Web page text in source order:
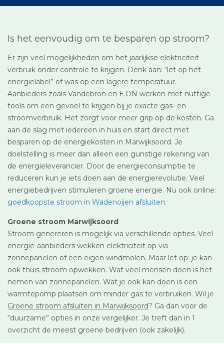
Is het eenvoudig om te besparen op stroom?
Er zijn veel mogelijkheden om het jaarlijkse elektriciteit
verbruik onder controle te krijgen. Denk aan: “let op het
energielabel” of was op een lagere temperatuur.
Aanbieders zoals Vandebron en E.ON werken met nuttige
tools om een gevoel te krijgen bij je exacte gas- en
stroomverbruik. Het zorgt voor meer grip op de kosten. Ga
aan de slag met iedereen in huis en start direct met
besparen op de energiekosten in Marwijksoord. Je
doelstelling is meer dan alleen een gunstige rekening van
de energieleverancier. Door de energieconsumptie te
reduceren kun je iets doen aan de energierevolutie. Veel
energiebedrijven stimuleren groene energie. Nu ook online:
goedkoopste stroom in Wadenoijen afsluiten.
Groene stroom Marwijksoord
Stroom genereren is mogelijk via verschillende opties. Veel
energie-aanbieders wekken elektriciteit op via
zonnepanelen of een eigen windmolen. Maar let op: je kan
ook thuis stroom opwekken. Wat veel mensen doen is het
nemen van zonnepanelen. Wat je ook kan doen is een
warmtepomp plaatsen om minder gas te verbruiken. Wil je
Groene stroom afsluiten in Marwijksoord? Ga dan voor de
“duurzame” opties in onze vergelijker. Je treft dan in 1
overzicht de meest groene bedrijven (ook zakelijk).